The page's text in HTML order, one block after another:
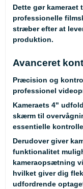
Dette gør
professionelle
stræber efter at
produktion.
Avanceret
Præcision og
professionel
Kameraets 4"
skærm til
essentielle
Derudover giver
funktionalitet
kameraopsætning
hvilket giver dig
udfordrende